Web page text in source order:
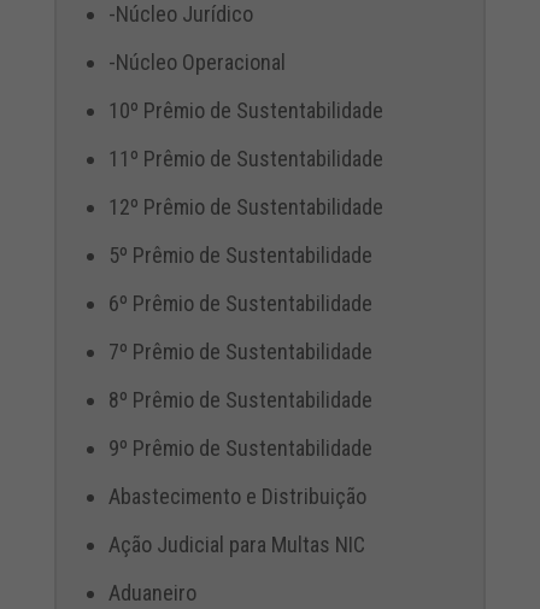
-Núcleo Jurídico
-Núcleo Operacional
10º Prêmio de Sustentabilidade
11º Prêmio de Sustentabilidade
12º Prêmio de Sustentabilidade
5º Prêmio de Sustentabilidade
6º Prêmio de Sustentabilidade
7º Prêmio de Sustentabilidade
8º Prêmio de Sustentabilidade
9º Prêmio de Sustentabilidade
Abastecimento e Distribuição
Ação Judicial para Multas NIC
Aduaneiro